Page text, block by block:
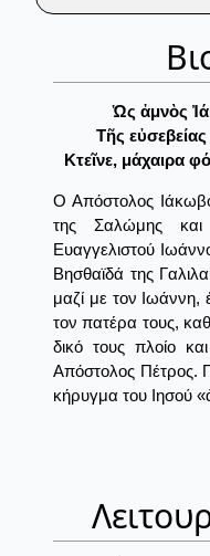
Ὡς ἀμνὸς
Τῆς
Κτεῖνε, μάχαιρα
Ο Απόστολος
της Σαλώμης και
Ευαγγελιστού
Βησθαϊδά της
μαζί με τον Ιωάννη,
τον πατέρα τους,
δικό τους πλοίο
Απόστολος Πέτρος.
κήρυγμα του Ιησού